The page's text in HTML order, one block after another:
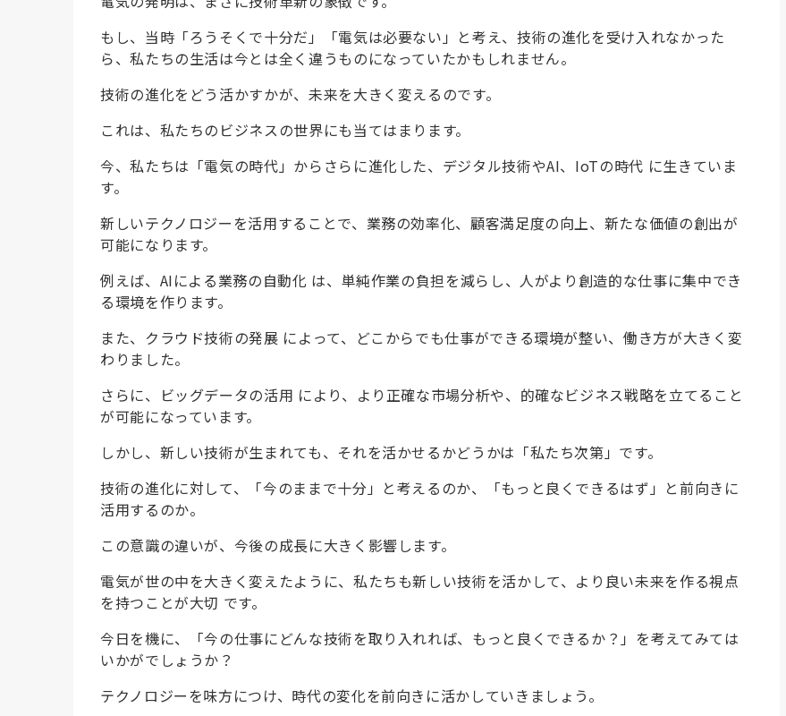
もし、当時「ろうそくで十分だ」「電気は必要ない」と考え、技術の進化を受け入れなかった
ら、私たちの生活は今とは全く違うものになっていたかもしれません。
技術の進化をどう活かすかが、未来を大きく変えるのです。
これは、私たちのビジネスの世界にも当てはまります。
今、私たちは「電気の時代」からさらに進化した、デジタル技術やAI、IoTの時代 に生きていま
す。
新しいテクノロジーを活用することで、業務の効率化、顧客満足度の向上、新たな価値の創出が
可能になります。
例えば、AIによる業務の自動化 は、単純作業の負担を減らし、人がより創造的な仕事に集中でき
る環境を作ります。
また、クラウド技術の発展 によって、どこからでも仕事ができる環境が整い、働き方が大きく変
わりました。
さらに、ビッグデータの活用 により、より正確な市場分析や、的確なビジネス戦略を立てること
が可能になっています。
しかし、新しい技術が生まれても、それを活かせるかどうかは「私たち次第」です。
技術の進化に対して、「今のままで十分」と考えるのか、「もっと良くできるはず」と前向きに
活用するのか。
この意識の違いが、今後の成長に大きく影響します。
電気が世の中を大きく変えたように、私たちも新しい技術を活かして、より良い未来を作る視点
を持つことが大切 です。
今日を機に、「今の仕事にどんな技術を取り入れれば、もっと良くできるか？」を考えてみては
いかがでしょうか？
テクノロジーを味方につけ、時代の変化を前向きに活かしていきましょう。